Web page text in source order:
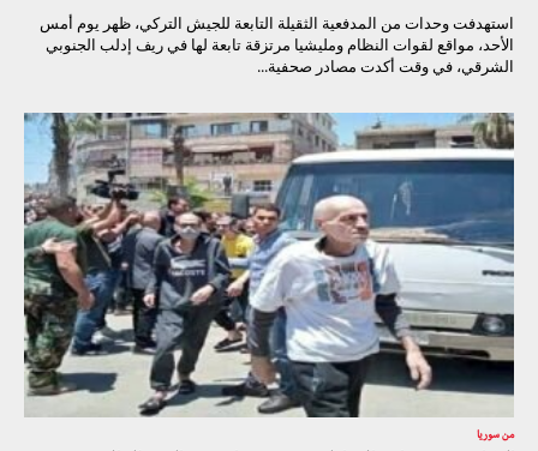
استهدفت وحدات من المدفعية الثقيلة التابعة للجيش التركي، ظهر يوم أمس
الأحد، مواقع لقوات النظام ومليشيا مرتزقة تابعة لها في ريف إدلب الجنوبي
الشرقي، في وقت أكدت مصادر صحفية...
من سوريا